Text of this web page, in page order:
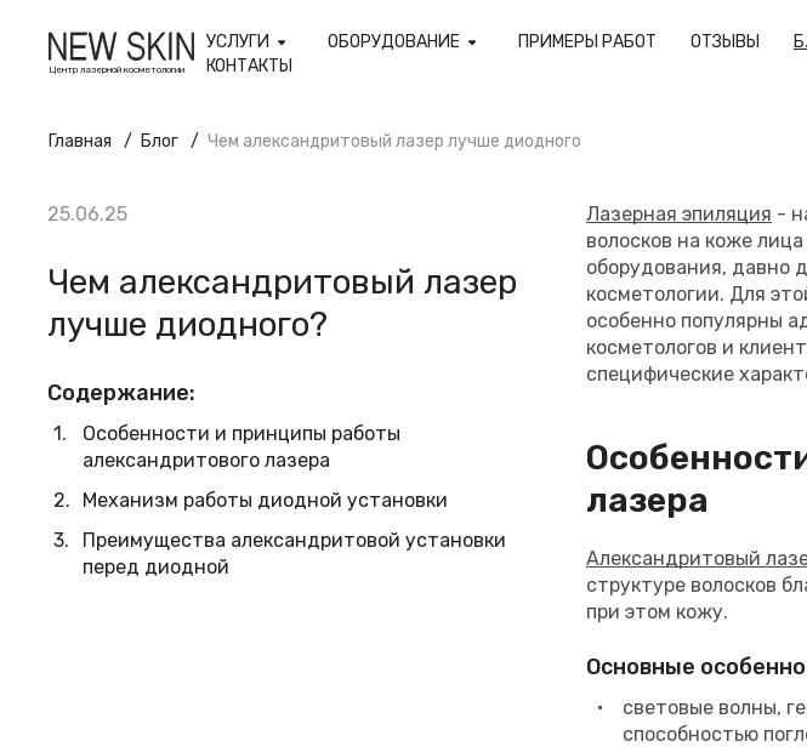
Центр лазерной косметологии
УСЛУГИ ОБОРУДОВАНИЕ ПРИМЕРЫ РАБОТ ОТЗЫВЫ
КОНТАКТЫ
Главная Блог Чем александритовый лазер лучше диодного
25.06.25
Чем александритовый лазер
лучше диодного?
Содержание:
Особенности и принципы работы
александритового лазера
Механизм работы диодной установки
Преимущества александритовой установки
перед диодной
Лазерная эпиляция -
волосков на коже
оборудования, давно
косметологии. Для
особенно популярны
косметологов и
специфические
лазера
Александритовый
структуре волосков
при этом кожу.
Основные
световые волны,
способностью